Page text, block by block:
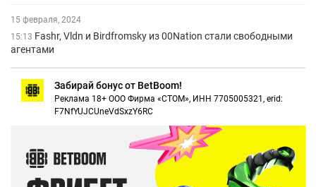
15 февраля, 2024
15:13 Fashr, Vldn и Birdfromsky из 00Nation стали свободными
агентами
Забирай бонус от BetBoom!
Реклама 18+ ООО Фирма «СТОМ», ИНН 7705005321, erid:
F7NfYUJCUneVdSxzY6RC